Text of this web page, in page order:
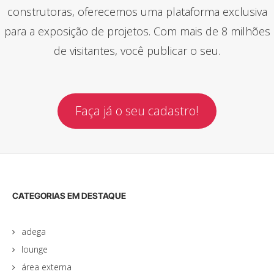
construtoras, oferecemos uma plataforma exclusiva
para a exposição de projetos. Com mais de 8 milhões
de visitantes, você publicar o seu.
Faça já o seu cadastro!
CATEGORIAS EM DESTAQUE
adega
lounge
área externa